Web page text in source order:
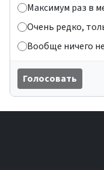
Максимум раз в
Очень редко,
Вообще ничего
Голосовать